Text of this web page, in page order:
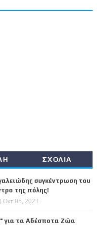
ΣΧΟΛΙΑ
συγκέντρωση του
της πόλης!
Οκτ 05, 2023
τα Αδέσποτα Ζώα